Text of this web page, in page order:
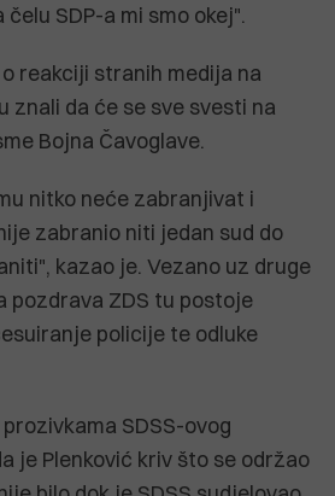
SDP-a mi smo okej".
reakciji stranih medija na
znali da će se sve svesti na
Bojna Čavoglave.
nitko neće zabranjivat i
zabranio niti jedan sud do
kazao je. Vezano uz druge
pozdrava ZDS tu postoje
policije te odluke
SDSS-ovog
je Plenković kriv što se održao